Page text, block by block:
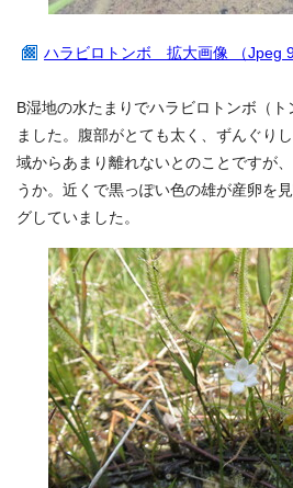
ハラビロトンボ 拡大画像 （Jpeg
B湿地の水たまりでハラビロトンボ（
ました。腹部がとても太く、ずんぐり
域からあまり離れないとのことですが
うか。近くで黒っぽい色の雄が産卵を
グしていました。